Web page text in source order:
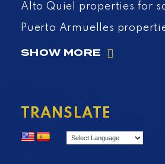
Alto Quiel properties for
Puerto Armuelles
SHOW MORE
TRANSLATE